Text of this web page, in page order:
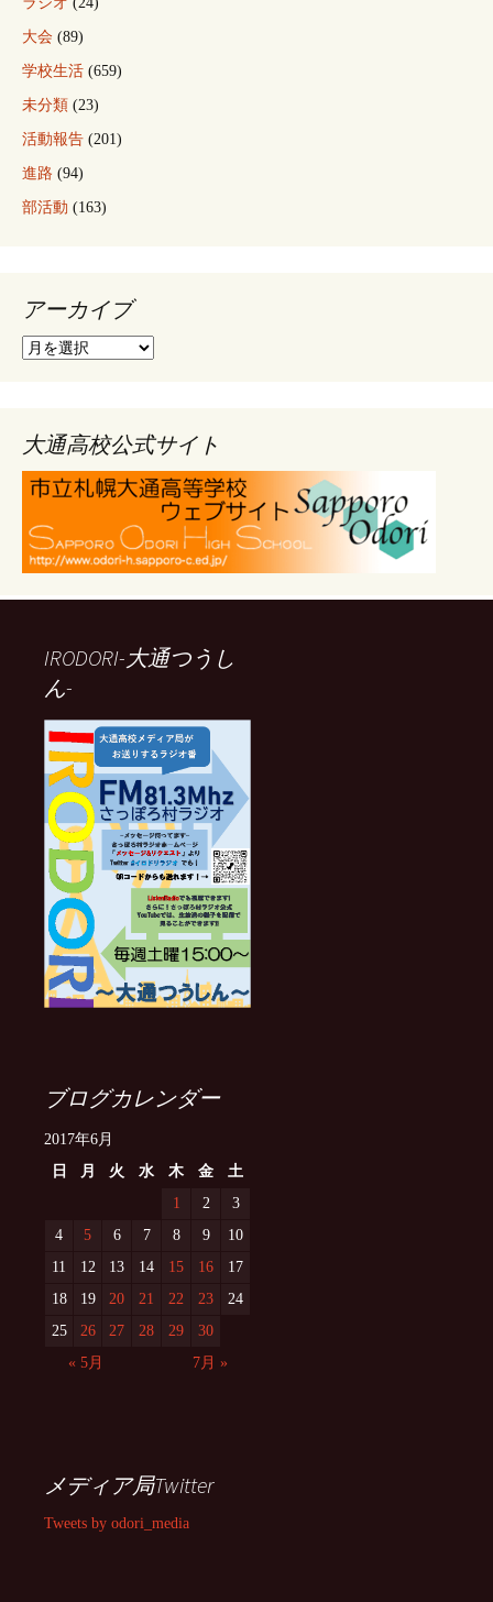
大会 (89)
学校生活 (659)
未分類 (23)
活動報告 (201)
進路 (94)
部活動 (163)
アーカイブ
ア
ブ
大通高校公式サイト
IRODORI-大通つうし
ん-
ブログカレンダー
2017年6月
日
月 火 水 木 金
土
1
2
3
4
5 6 7 8 9
10
11
12 13 14 15 16
17
18
19 20 21 22 23
24
25
26 27 28 29
30
« 5月
7月 »
メディア局Twitter
Tweets by odori_media